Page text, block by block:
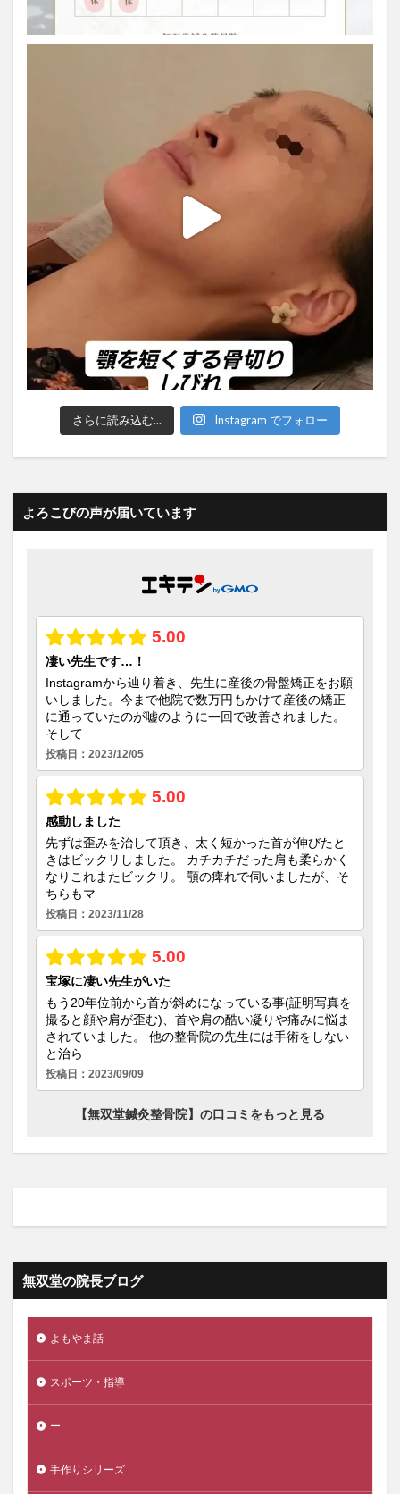
さらに読み込む... Instagram でフォロー
よろこびの声が届いています
無双堂の院長ブログ
よもやま話
スポーツ・指導
ー
手作りシリーズ